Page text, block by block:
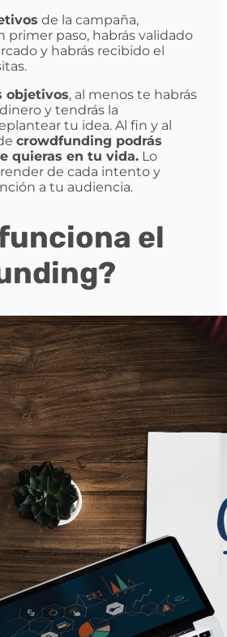
de la campaña,
primer paso, habrás validado
y habrás recibido el
objetivos, al menos te habrás
y tendrás la
tu idea. Al fin y al
crowdfunding podrás
quieras en tu vida.Lo
de cada intento y
a tu audiencia.
el